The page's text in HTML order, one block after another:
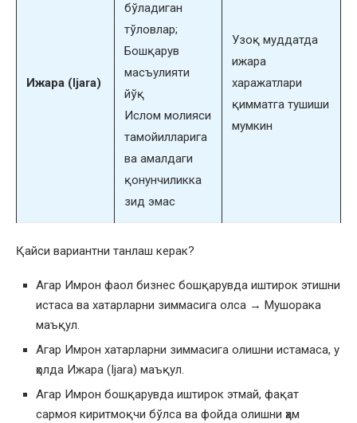
Ижара (Ijara)
бўладиган
тўловлар;
Бошқарув
масъулияти
йўқ
Ислом молияси
тамойилларига
ва амалдаги
қонунчиликка
зид эмас
Узоқ муддатда
ижара
харажатлари
қимматга тушиши
мумкин
Қайси вариантни танлаш керак?
Агар Имрон фаол бизнес бошқарувда иштирок этишни
истаса ва хатарларни зиммасига олса → Мушорака
маъқул.
Агар Имрон хатарларни зиммасига олишни истамаса, у
ҳолда Ижара (Ijara) маъқул.
Агар Имрон бошқарувда иштирок этмай, фақат
сармоя киритмоқчи бўлса ва фойда олишни ҳам